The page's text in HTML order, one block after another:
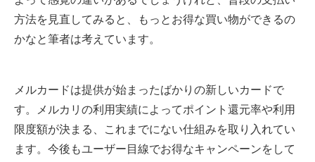
方法を見直してみると、もっとお得な買い物ができるの
かなと筆者は考えています。
メルカードは提供が始まったばかりの新しいカードで
す。メルカリの利用実績によってポイント還元率や利用
限度額が決まる、これまでにない仕組みを取り入れてい
ます。今後もユーザー目線でお得なキャンペーンをして